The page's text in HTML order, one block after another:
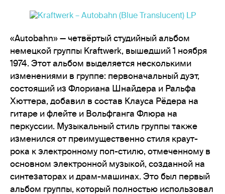
«Autobahn» — четвёртый студийный альбом
немецкой группы Kraftwerk, вышедший 1 ноября
1974. Этот альбом выделяется несколькими
изменениями в группе: первоначальный дуэт,
состоящий из Флориана Шнайдера и Ральфа
Хюттера, добавил в состав Клауса Рёдера на
гитаре и флейте и Вольфганга Флюра на
перкуссии. Музыкальный стиль группы также
изменился от преимущественно стиля краут-
рока к электронному поп-стилю, отмеченному в
основном электронной музыкой, созданной на
синтезаторах и драм-машинах. Это был первый
альбом группы, который полностью использовал